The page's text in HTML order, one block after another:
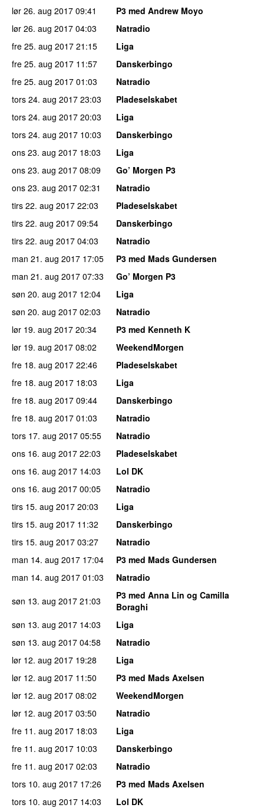
lør 26. aug 2017 09:41
P3 med Andrew Moyo
lør 26. aug 2017 04:03
Natradio
fre 25. aug 2017 21:15
Liga
fre 25. aug 2017 11:57
Danskerbingo
fre 25. aug 2017 01:03
Natradio
tors 24. aug 2017 23:03
Pladeselskabet
tors 24. aug 2017 20:03
Liga
tors 24. aug 2017 10:03
Danskerbingo
ons 23. aug 2017 18:03
Liga
ons 23. aug 2017 08:09
Go’ Morgen P3
ons 23. aug 2017 02:31
Natradio
tirs 22. aug 2017 22:03
Pladeselskabet
tirs 22. aug 2017 09:54
Danskerbingo
tirs 22. aug 2017 04:03
Natradio
man 21. aug 2017 17:05
P3 med Mads Gundersen
man 21. aug 2017 07:33
Go’ Morgen P3
søn 20. aug 2017 12:04
Liga
søn 20. aug 2017 02:03
Natradio
lør 19. aug 2017 20:34
P3 med Kenneth K
lør 19. aug 2017 08:02
WeekendMorgen
fre 18. aug 2017 22:46
Pladeselskabet
fre 18. aug 2017 18:03
Liga
fre 18. aug 2017 09:44
Danskerbingo
fre 18. aug 2017 01:03
Natradio
tors 17. aug 2017 05:55
Natradio
ons 16. aug 2017 22:03
Pladeselskabet
ons 16. aug 2017 14:03
Lol DK
ons 16. aug 2017 00:05
Natradio
tirs 15. aug 2017 20:03
Liga
tirs 15. aug 2017 11:32
Danskerbingo
tirs 15. aug 2017 03:27
Natradio
man 14. aug 2017 17:04
P3 med Mads Gundersen
man 14. aug 2017 01:03
Natradio
søn 13. aug 2017 21:03
P3 med Anna Lin og Camilla
Boraghi
søn 13. aug 2017 14:03
Liga
søn 13. aug 2017 04:58
Natradio
lør 12. aug 2017 19:28
Liga
lør 12. aug 2017 11:50
P3 med Mads Axelsen
lør 12. aug 2017 08:02
WeekendMorgen
lør 12. aug 2017 03:50
Natradio
fre 11. aug 2017 18:03
Liga
fre 11. aug 2017 10:03
Danskerbingo
fre 11. aug 2017 02:03
Natradio
tors 10. aug 2017 17:26
P3 med Mads Axelsen
tors 10. aug 2017 14:03
Lol DK